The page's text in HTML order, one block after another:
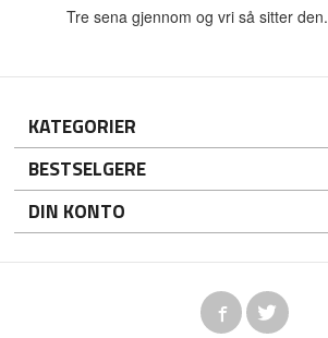
Tre sena gjennom og vri så sitter den.
KATEGORIER
BESTSELGERE
DIN KONTO